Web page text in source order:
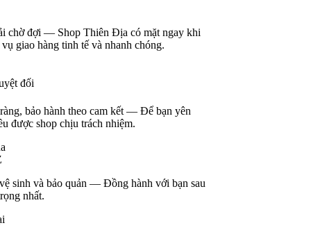
Địa có mặt ngay khi
nhanh chóng.
kết — Để bạn yên
nhiệm.
hành với bạn sau